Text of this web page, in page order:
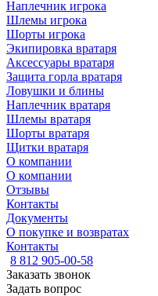
Наплечник игрока
Шлемы игрока
Шорты игрока
Экипировка вратаря
Аксессуары вратаря
Защита горла вратаря
Ловушки и блины
Наплечник вратаря
Шлемы вратаря
Шорты вратаря
Щитки вратаря
О компании
О компании
Отзывы
Контакты
Документы
О покупке и возвратах
Контакты
8 812 905-00-58
Заказать звонок
Задать вопрос